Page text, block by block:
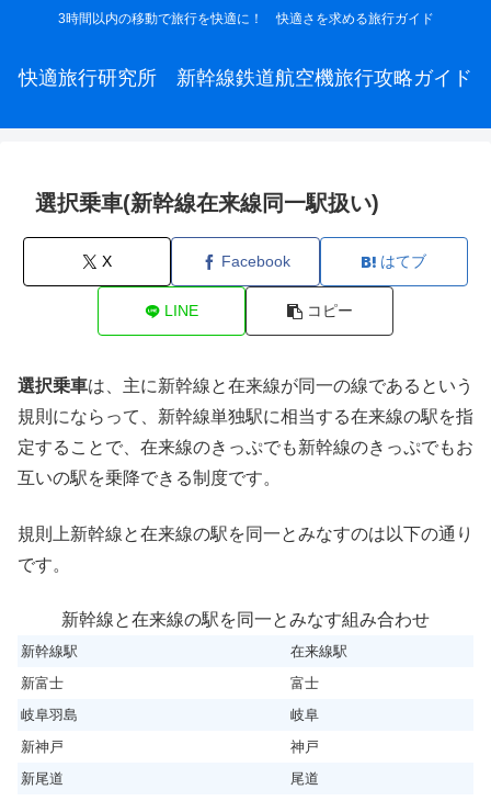
3時間以内の移動で旅行を快適に！ 快適さを求める旅行ガイド
快適旅行研究所 新幹線鉄道航空機旅行攻略ガイド
選択乗車(新幹線在来線同一駅扱い)
X Facebook はてブ
LINE コピー
選択乗車は、主に新幹線と在来線が同一の線であるという
規則にならって、新幹線単独駅に相当する在来線の駅を指
定することで、在来線のきっぷでも新幹線のきっぷでもお
互いの駅を乗降できる制度です。
規則上新幹線と在来線の駅を同一とみなすのは以下の通り
です。
新幹線と在来線の駅を同一とみなす組み合わせ
新幹線駅
在来線駅
新富士
富士
岐阜羽島
岐阜
新神戸
神戸
新尾道
尾道